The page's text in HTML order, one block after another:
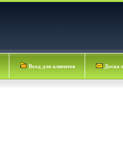
Вход для клиентов Доска